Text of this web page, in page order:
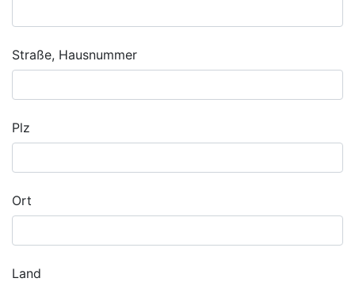
Straße, Hausnummer
Plz
Ort
Land